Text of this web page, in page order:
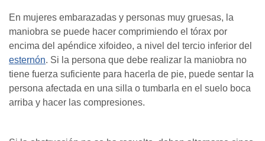
En mujeres embarazadas y personas muy gruesas, la
maniobra se puede hacer comprimiendo el tórax por
encima del apéndice xifoideo, a nivel del tercio inferior del
esternón. Si la persona que debe realizar la maniobra no
tiene fuerza suficiente para hacerla de pie, puede sentar la
persona afectada en una silla o tumbarla en el suelo boca
arriba y hacer las compresiones.